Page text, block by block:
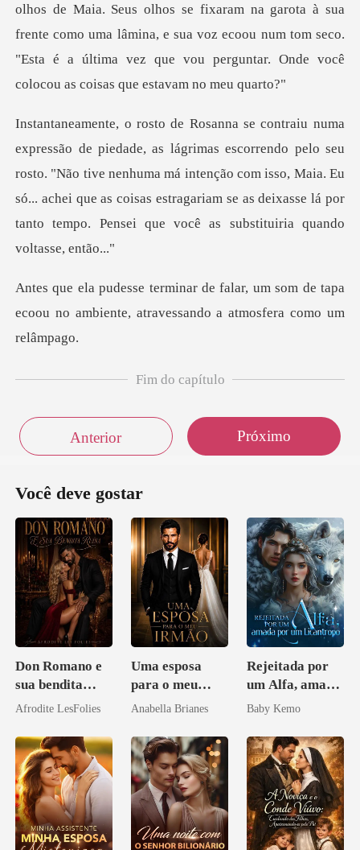
am na garota à sua
frente como uma lâmina, e sua voz ecoou num tom seco.
"Esta é a
pelo seu
rosto. "Não tive nenhuma má intenção com isso, Maia. Eu
só... achei que as coisas estrag
, um som de tapa
ecoou no ambiente, atr
Fim do capítulo
Anterior Próximo
Você deve gostar
Don Romano e
sua bendita
ruína
Afrodite LesFolies
Uma esposa
para o meu
irmão
Anabella Brianes
Rejeitada por
um Alfa, amada
por um
Baby Kemo